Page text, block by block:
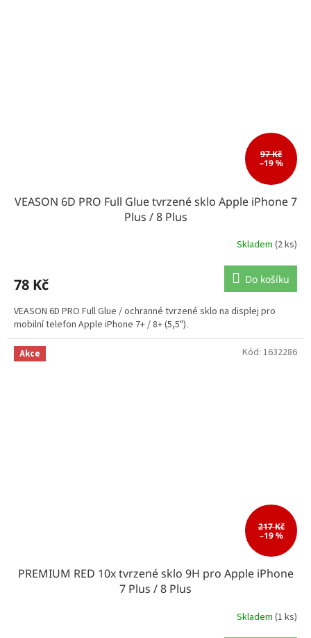
97 Kč
–19 %
VEASON 6D PRO Full Glue tvrzené sklo Apple iPhone 7
Plus / 8 Plus
Skladem (2 ks)
78 Kč Do košíku
VEASON 6D PRO Full Glue / ochranné tvrzené sklo na displej pro
mobilní telefon Apple iPhone 7+ / 8+ (5,5").
Akce
217 Kč
–19 %
PREMIUM RED 10x tvrzené sklo 9H pro Apple iPhone
7 Plus / 8 Plus
Skladem (1 ks)
Kód: 1632286